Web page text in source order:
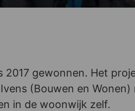
gewonnen. Het
(Bouwen en
in de woonwijk zelf.